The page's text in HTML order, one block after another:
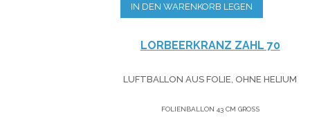
IN DEN WARENKORB LEGEN
LORBEERKRANZ ZAHL 70
LUFTBALLON AUS FOLIE, OHNE HELIUM
FOLIENBALLON 43 CM GROSS